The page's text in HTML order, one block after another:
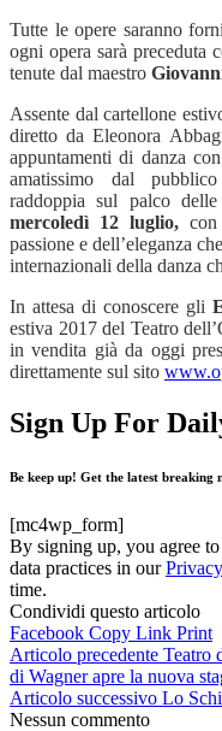
Tutte le opere saranno
ogni opera sarà preceduta
tenute dal maestro
Assente dal cartellone
diretto da Eleonora
appuntamenti di danza
amatissimo dal
raddoppia sul palco delle
mercoledì 12 luglio,con
passione e dell’eleganza
internazionali della danza
In attesa di conoscere gli
estiva 2017 del Teatro
in vendita già da oggi
direttamente sul sito
Sign Up For
Be keep up! Get the latest
[mc4wp_form]
By signing up, you agree
data practices in our
time.
Condividi questo articolo
Facebook Copy Link Print
Articolo precedente Teatro
di Wagner apre la nuova
Articolo successivo Lo
Nessun commento